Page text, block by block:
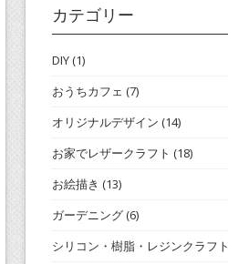
カテゴリー
DIY(1)
おうちカフェ (7)
オリジナルデザイン (14)
お家でレザークラフト (18)
お絵描き (13)
ガーデニング(6)
シリコン・樹脂・レジンクラフト